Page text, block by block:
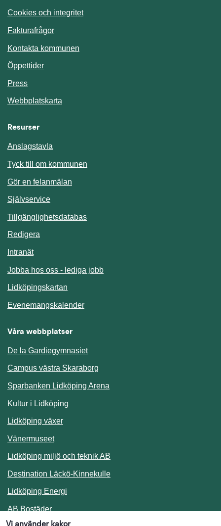
Cookies och integritet
Fakturafrågor
Kontakta kommunen
Öppettider
Press
Webbplatskarta
Resurser
Anslagstavla
Tyck till om kommunen
Gör en felanmälan
SjälvserviceLänk till annan webbplats.
TillgänglighetsdatabasLänk till annan webbplats.
Redigera
IntranätLänk till annan webbplats.
Jobba hos oss - lediga jobb
Lidköpingskartan
EvenemangskalenderLänk till annan webbplats.
Våra webbplatser
De la Gardiegymnasiet
Campus västra Skaraborg
Sparbanken Lidköping Arena
Kultur i Lidköping
Lidköping växer
Vänermuseet
Lidköping miljö och teknik AB
Destination Läckö-KinnekulleLänk till annan webbplats.
Lidköping Energi
AB BostäderLänk till annan webbplats.